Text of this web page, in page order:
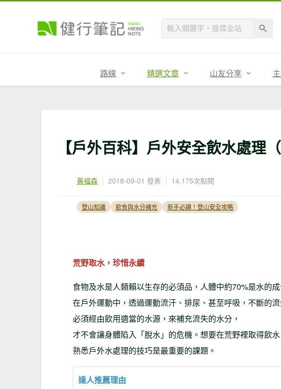
路線 精選文章 山友分享
【戶外百科】戶外安全飲水處理（
黃福森 2018-09-01 發表 14,175次點閱
登山知識 飲食與水分補充 新手必讀！登山安全攻略
荒野取水，珍惜永續
食物及水是人類賴以生存的必須品，人體中約70%是水的成
在戶外運動中，透過運動流汗、排尿、甚至呼吸，不斷的流
必須經由飲用適當的水源，來補充流失的水分，
才不會讓身體陷入「脫水」的危機。想要在荒野裡取得飲水
熟悉戶外水處理的技巧是最重要的課題。
達人推薦理由